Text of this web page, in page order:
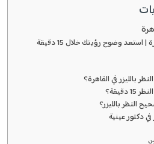
تصحيح النظر بالليزر في القاهرة | استعد وضوح رؤيتك خلال 15 دقيقة
بالليزر في القاهرة؟
النظر بالليزر؟
دكتور عينية